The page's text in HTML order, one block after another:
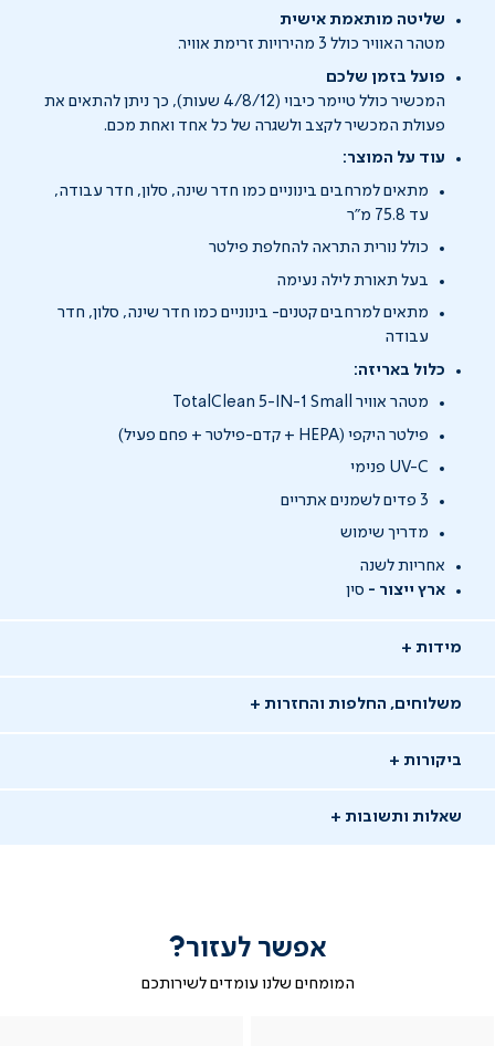
מידות
משלוחים, החלפות והחזרות
ביקורות
שאלות ותשובות
שליטה מותאמת אישית
מטהר האוויר כולל 3 מהירויות זרימת אוויר.
פועל בזמן שלכם
המכשיר כולל טיימר כיבוי (4/8/12 שעות), כך ניתן להתאים את
פעולת המכשיר לקצב ולשגרה של כל אחד ואחת מכם.
עוד על המוצר:
מתאים למרחבים בינוניים כמו חדר שינה, סלון, חדר עבודה,
עד 75.8 מ"ר
כולל נורית התראה להחלפת פילטר
בעל תאורת לילה נעימה
מתאים למרחבים קטנים- בינוניים כמו חדר שינה, סלון, חדר
עבודה
כלול באריזה:
מטהר אוויר TotalClean 5-IN-1 Small
פילטר היקפי (HEPA + קדם-פילטר + פחם פעיל)
UV-C פנימי
3 פדים לשמנים אתריים
מדריך שימוש
אחריות לשנה
ארץ ייצור - סין
אפשר לעזור?
המומחים שלנו עומדים לשירותכם